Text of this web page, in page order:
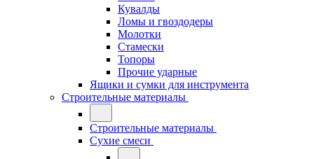
Кувалды
Ломы и гвоздодеры
Молотки
Стамески
Топоры
Прочие ударные
Ящики и сумки для инструмента
Строительные материалы
Строительные материалы
Сухие смеси